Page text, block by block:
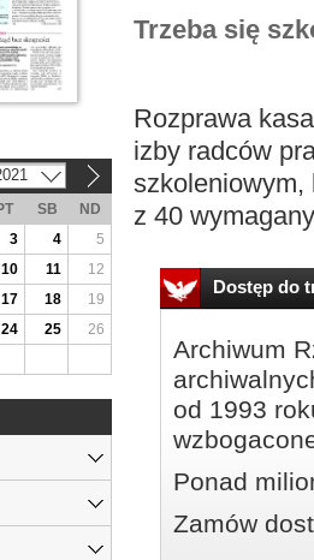
Trzeba się
Rozprawa
izby radców
szkoleniowym,
z 40
Dostęp do
Archiwum
od 1993
Ponad
Zamów
SB
ND
3 4
5
10 11
12
17 18
19
24 25
26